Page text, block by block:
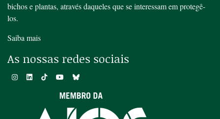
bichos e plantas, através daqueles que se interessam em protegê-
los.
Saiba mais
As nossas redes sociais